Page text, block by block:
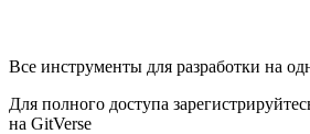
Все инструменты для разработки на
Для полного доступа
на GitVerse